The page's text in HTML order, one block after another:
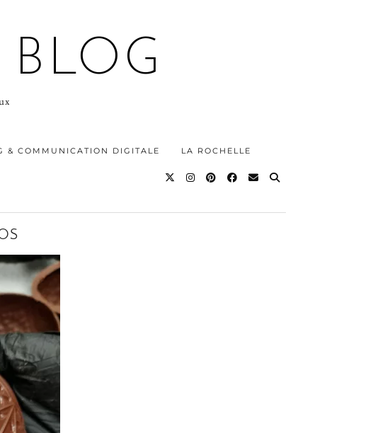
& COMMUNICATION DIGITALE LA ROCHELLE